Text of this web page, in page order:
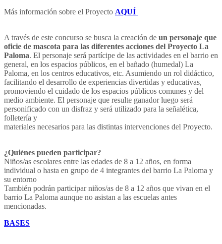
Más información sobre el Proyecto AQUÍ
A través de este concurso se busca la creación de un personaje que
oficie de mascota para las diferentes acciones del Proyecto La
Paloma. El personaje será partícipe de las actividades en el barrio en
general, en los espacios públicos, en el bañado (humedal) La
Paloma, en los centros educativos, etc. Asumiendo un rol didáctico,
facilitando el desarrollo de experiencias divertidas y educativas,
promoviendo el cuidado de los espacios públicos comunes y del
medio ambiente. El personaje que resulte ganador luego será
personificado con un disfraz y será utilizado para la señalética,
folletería y
materiales necesarios para las distintas intervenciones del Proyecto.
¿Quiénes pueden participar?
Niños/as escolares entre las edades de 8 a 12 años, en forma
individual o hasta en grupo de 4 integrantes del barrio La Paloma y
su entorno
También podrán participar niños/as de 8 a 12 años que vivan en el
barrio La Paloma aunque no asistan a las escuelas antes
mencionadas.
BASES